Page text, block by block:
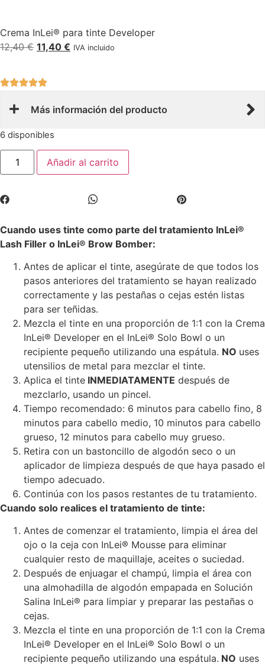
Crema InLei® para tinte Developer
12,40€ 11,40 € IVA incluido
Más información del producto
6 disponibles
Añadir al carrito
Cuando uses tinte como parte del tratamiento InLei®
Lash Filler o InLei® Brow Bomber:
Antes de aplicar el tinte, asegúrate de que todos los
pasos anteriores del tratamiento se hayan realizado
correctamente y las pestañas o cejas estén listas
para ser teñidas.
Mezcla el tinte en una proporción de 1:1 con la Crema
InLei® Developer en el InLei® Solo Bowl o un
recipiente pequeño utilizando una espátula. NO uses
utensilios de metal para mezclar el tinte.
Aplica el tinte INMEDIATAMENTE después de
mezclarlo, usando un pincel.
Tiempo recomendado: 6 minutos para cabello fino, 8
minutos para cabello medio, 10 minutos para cabello
grueso, 12 minutos para cabello muy grueso.
Retira con un bastoncillo de algodón seco o un
aplicador de limpieza después de que haya pasado el
tiempo adecuado.
Continúa con los pasos restantes de tu tratamiento.
Cuando solo realices el tratamiento de tinte:
Antes de comenzar el tratamiento, limpia el área del
ojo o la ceja con InLei® Mousse para eliminar
cualquier resto de maquillaje, aceites o suciedad.
Después de enjuagar el champú, limpia el área con
una almohadilla de algodón empapada en Solución
Salina InLei® para limpiar y preparar las pestañas o
cejas.
Mezcla el tinte en una proporción de 1:1 con la Crema
InLei® Developer en el InLei® Solo Bowl o un
recipiente pequeño utilizando una espátula. NO uses